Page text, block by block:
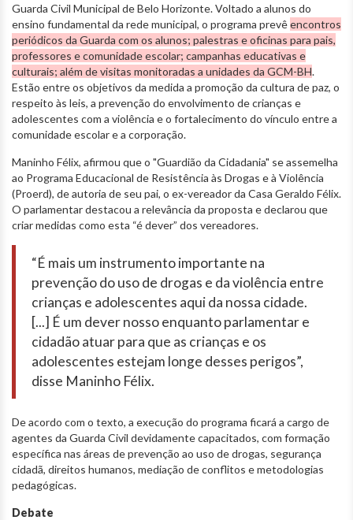
Guarda Civil Municipal de Belo Horizonte. Voltado a alunos do
ensino fundamental da rede municipal, o programa prevêencontros
periódicos da Guarda com os alunos; palestras e oficinas para pais,
professores e comunidade escolar; campanhas educativas e
culturais; além de visitas monitoradas a unidades da GCM-BH.
Estão entre os objetivos da medida a promoção da cultura de paz, o
respeito às leis, a prevenção do envolvimento de crianças e
adolescentes com a violência e o fortalecimento do vínculo entre a
comunidade escolar e a corporação.
Maninho Félix, afirmou que o "Guardião da Cidadania" se assemelha
ao Programa Educacional de Resistência às Drogas e à Violência
(Proerd), de autoria de seu pai, o ex-vereador da Casa Geraldo Félix.
O parlamentar destacou a relevância da proposta e declarou que
criar medidas como esta “é dever” dos vereadores.
“É mais um instrumento importante na
prevenção do uso de drogas e da violência entre
crianças e adolescentes aqui da nossa cidade.
[...] É um dever nosso enquanto parlamentar e
cidadão atuar para que as crianças e os
adolescentes estejam longe desses perigos”,
disse Maninho Félix.
De acordo com o texto, a execução do programa ficará a cargo de
agentes da Guarda Civil devidamente capacitados, com formação
específica nas áreas de prevenção ao uso de drogas, segurança
cidadã, direitos humanos, mediação de conflitos e metodologias
pedagógicas.
Debate